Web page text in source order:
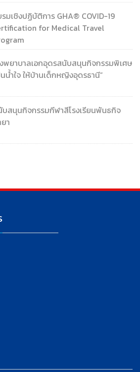
มเชิงปฏิบัติการ GHA®️ COVID-19
for Medical Travel
พยาบาลเอกอุดรสนับสนุนกิจกรรมพิเศษ
น้ำใจ ให้บ้านเด็กหญิงอุดรธานี”
บสนุนกิจกรรมกีฬาสีโรงเรียนพันธกิจ
า